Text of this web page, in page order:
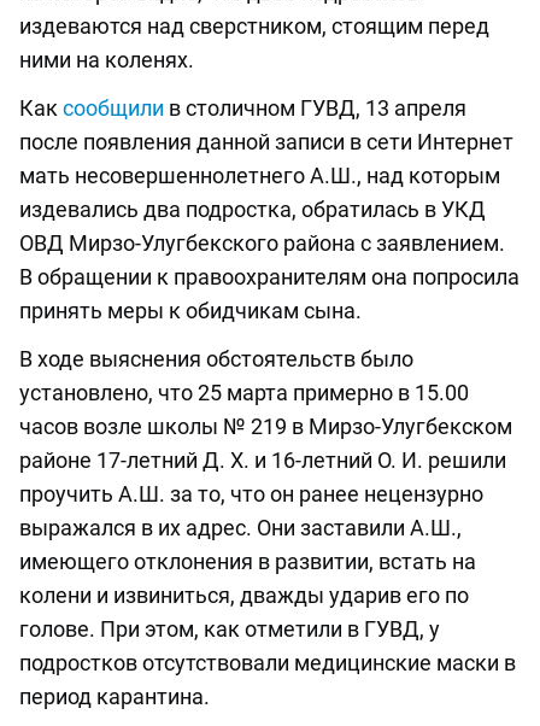
издеваются над сверстником, стоящим перед
ними на коленях.
Каксообщили в столичном ГУВД, 13 апреля
после появления данной записи в сети Интернет
мать несовершеннолетнего А.Ш., над которым
издевались два подростка, обратилась в УКД
ОВД Мирзо-Улугбекского района с заявлением.
В обращении к правоохранителям она попросила
принять меры к обидчикам сына.
В ходе выяснения обстоятельств было
установлено, что 25 марта примерно в 15.00
часов возле школы № 219 в Мирзо-Улугбекском
районе 17-летний Д. Х. и 16-летний О. И. решили
проучить А.Ш. за то, что он ранее нецензурно
выражался в их адрес. Они заставили А.Ш.,
имеющего отклонения в развитии, встать на
колени и извиниться, дважды ударив его по
голове. При этом, как отметили в ГУВД, у
подростков отсутствовали медицинские маски в
период карантина.